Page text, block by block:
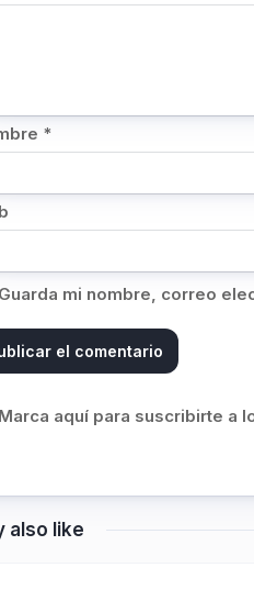
*
Guarda mi nombre, correo
Marca aquí para suscribirte a
also like